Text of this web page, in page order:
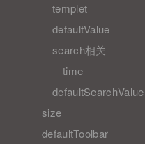
templet
defaultValue
search相关
time
defaultSearchValue
size
defaultToolbar